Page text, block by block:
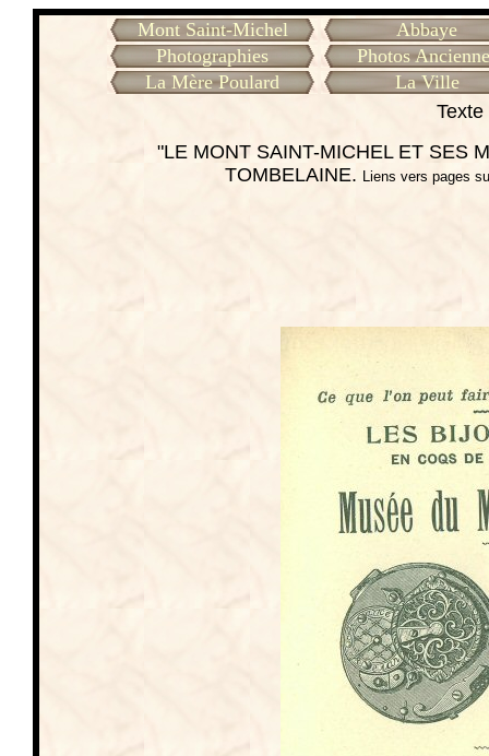
Mont Saint-Michel
Abbaye
Photographies
Photos
La Mère Poulard
La Ville
"LE MONT SAINT-MICHEL ET SES
TOMBELAINE. Liens vers pages